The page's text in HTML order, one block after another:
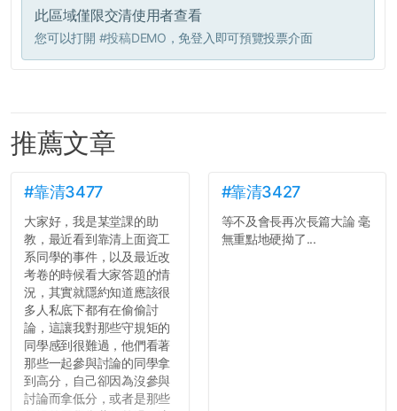
此區域僅限交清使用者查看
您可以打開 #投稿DEMO ，免登入即可預覽投票介面
推薦文章
#靠清3477
大家好，我是某堂課的助
教，最近看到靠清上面資工
系同學的事件，以及最近改
考卷的時候看大家答題的情
況，其實就隱約知道應該很
多人私底下都有在偷偷討
論，這讓我對那些守規矩的
同學感到很難過，他們看著
那些一起參與討論的同學拿
到高分，自己卻因為沒參與
討論而拿低分，或者是那些
#靠清3427
等不及會長再次長篇大論 毫
無重點地硬拗了...